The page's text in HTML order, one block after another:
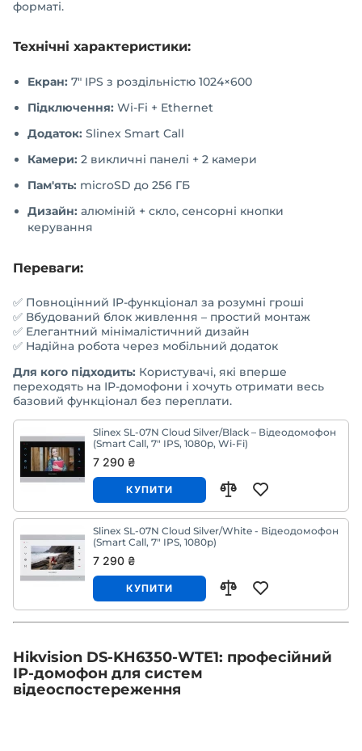
форматі.
Технічні характеристики:
Екран: 7" IPS з роздільністю 1024×600
Підключення: Wi-Fi + Ethernet
Додаток: Slinex Smart Call
Камери: 2 викличні панелі + 2 камери
Пам'ять: microSD до 256 ГБ
Дизайн: алюміній + скло, сенсорні кнопки
керування
Переваги:
✅ Повноцінний IP-функціонал за розумні гроші
✅ Вбудований блок живлення – простий монтаж
✅ Елегантний мінімалістичний дизайн
✅ Надійна робота через мобільний додаток
Для кого підходить: Користувачі, які вперше
переходять на IP-домофони і хочуть отримати весь
базовий функціонал без переплати.
Slinex SL-07N Cloud Silver/Black – Відеодомофон
(Smart Call, 7" IPS, 1080p, Wi-Fi)
7 290 ₴
КУПИТИ
Slinex SL-07N Cloud Silver/White - Відеодомофон
(Smart Call, 7" IPS, 1080p)
7 290 ₴
КУПИТИ
Hikvision DS-KH6350-WTE1: професійний
IP-домофон для систем
відеоспостереження